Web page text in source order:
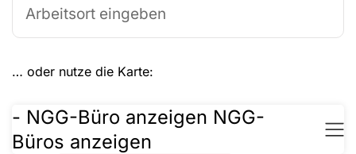
Nach NGG-Büro suchen
… oder nutze die Karte:
Nächstes NGG-Büro
- NGG-Büro anzeigen NGG-
Büros anzeigen
Keine Einträge gefunden.